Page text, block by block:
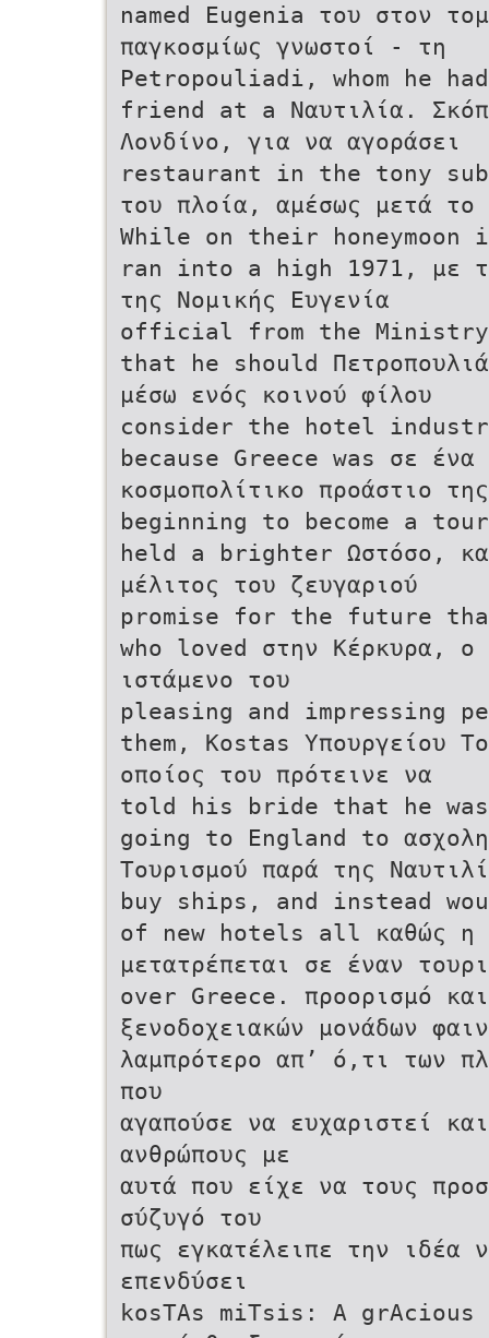
named Eugenia του στον
παγκοσμίως γνωστοί - τη
Petropouliadi, whom he
friend at a Ναυτιλία.
Λονδίνο, για να αγοράσει
restaurant in the tony
του πλοία, αμέσως μετά
While on their honeymoon
ran into a high 1971, με
της Νομικής Ευγενία
official from the Ministry
that he should
μέσω ενός κοινού φίλου
consider the hotel
because Greece was σε ένα
κοσμοπολίτικο προάστιο
beginning to become a
held a brighter Ωστόσο,
μέλιτος του ζευγαριού
promise for the future
who loved στην Κέρκυρα, ο
ιστάμενο του
pleasing and impressing
them, Kostas Υπουργείου
οποίος του πρότεινε να
told his bride that he
going to England to
Τουρισμού παρά της
buy ships, and instead
of new hotels all καθώς η
μετατρέπεται σε έναν
over Greece. προορισμό
ξενοδοχειακών μονάδων
λαμπρότερο απ’ ό,τι των
που
αγαπούσε να ευχαριστεί
ανθρώπους με
αυτά που είχε να τους
σύζυγό του
πως εγκατέλειπε την ιδέα
επενδύσει
kosTAs miTsis: A grAcious